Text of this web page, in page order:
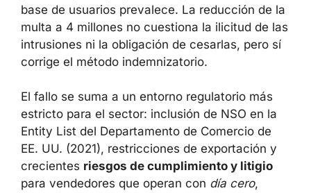
base de usuarios prevalece. La reducción de la
multa a 4 millones no cuestiona la ilicitud de las
intrusiones ni la obligación de cesarlas, pero sí
corrige el método indemnizatorio.
El fallo se suma a un entorno regulatorio más
estricto para el sector: inclusión de NSO en la
Entity List del Departamento de Comercio de
EE. UU. (2021), restricciones de exportación y
crecientes riesgos de cumplimiento y litigio
para vendedores que operan con día cero,